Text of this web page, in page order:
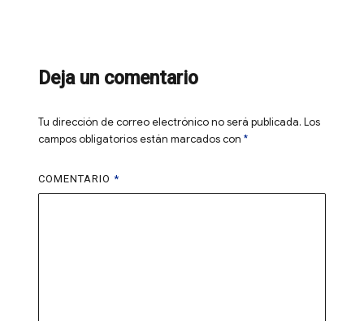
Deja un comentario
Tu dirección de correo electrónico no será publicada. Los
campos obligatorios están marcados con*
COMENTARIO*